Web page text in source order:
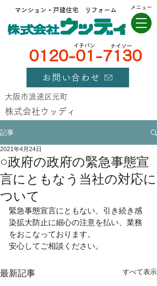
マンション・戸建住宅 リフォーム メニュー
0120-01-7130
ナイソー
​イチバン
お問い合わせ
大阪市浪速区元町
​株式会社ウッディ
記事
○政府の政府の緊急事態宣
言にともなう当社の対応に
ついて
2021年4月24日
緊急事態宣言にともない、引き続き感
染拡大防止に細心の注意を払い、業務
をおこなっております。
安心してご相談ください。
最新記事 すべて表示